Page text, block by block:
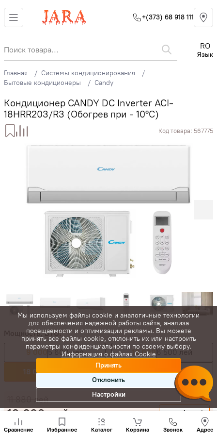
+(373) 68 918 111
RO
Язык
Главная
Системы кондиционирования
Бытовые кондиционеры
Candy
Кондиционер CANDY DC Inverter ACI-
18HRR203/R3 (Обогрев при - 10°C)
Код товара: 567775
Мощность, BTU:
9 000 5 600 лей 12 000 6 500 лей
18 00010 890 лей 24 00015 890 лей
лей
10 890лей - +
Купить сейчас
Сравнение Избранное Каталог Корзина Звонок Адрес
нам
+(373)
Мы используем файлы cookie и аналогичные технологии
для обеспечения надежной работы сайта, анализа
посещаемости и оптимизации рекламы. Вы можете
принять все файлы cookie, отклонить их или настроить
параметры конфиденциальности по своему выбору.
Информация о файлах Cookie
Принять
Отклонить
Настройки